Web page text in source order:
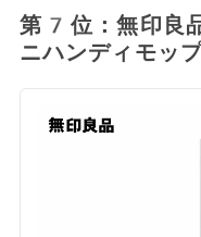
第7位：無印良
ニハンディモッ